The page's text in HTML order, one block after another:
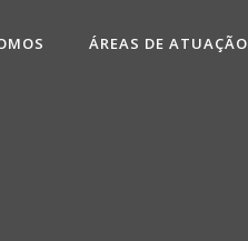
ÁREAS DE ATUAÇÃO